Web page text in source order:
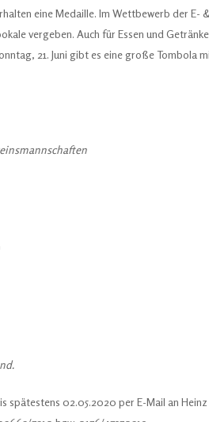
eine Medaille. Im Wettbewerb der E-
vergeben. Auch für Essen und
21. Juni gibt es eine große Tombola
spätestens 02.05.2020 per E-Mail an Heinz